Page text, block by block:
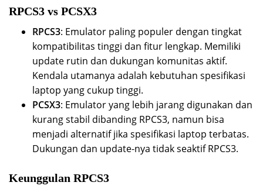
RPCS3 vs PCSX3
RPCS3: Emulator paling populer dengan tingkat
kompatibilitas tinggi dan fitur lengkap. Memiliki
update rutin dan dukungan komunitas aktif.
Kendala utamanya adalah kebutuhan spesifikasi
laptop yang cukup tinggi.
PCSX3: Emulator yang lebih jarang digunakan dan
kurang stabil dibanding RPCS3, namun bisa
menjadi alternatif jika spesifikasi laptop terbatas.
Dukungan dan update-nya tidak seaktif RPCS3.
Keunggulan RPCS3